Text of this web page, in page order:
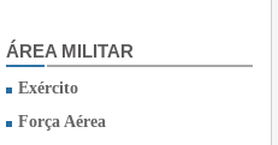
ÁREA MILITAR
Exército
Força Aérea